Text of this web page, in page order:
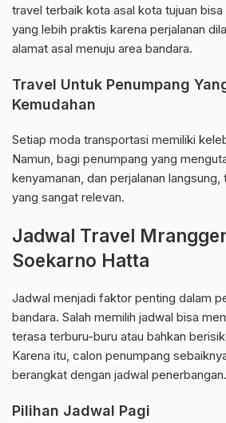
travel terbaik kota asal kota tujuan
yang lebih praktis karena perjalanan
alamat asal menuju area bandara.
Travel Untuk Penumpang
Kemudahan
Setiap moda transportasi memiliki
Namun, bagi penumpang yang
kenyamanan, dan perjalanan langsung,
yang sangat relevan.
Jadwal Travel
Soekarno Hatta
Jadwal menjadi faktor penting dalam
bandara. Salah memilih jadwal bisa
terasa terburu-buru atau bahkan
Karena itu, calon penumpang
berangkat dengan jadwal penerbangan.
Pilihan Jadwal Pagi